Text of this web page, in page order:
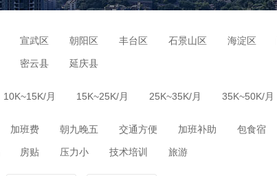
宣武区 朝阳区 丰台区 石景山区 海淀区
密云县 延庆县
10K~15K/月 15K~25K/月 25K~35K/月 35K~50K/月
加班费 朝九晚五 交通方便 加班补助 包食宿
房贴 压力小 技术培训 旅游